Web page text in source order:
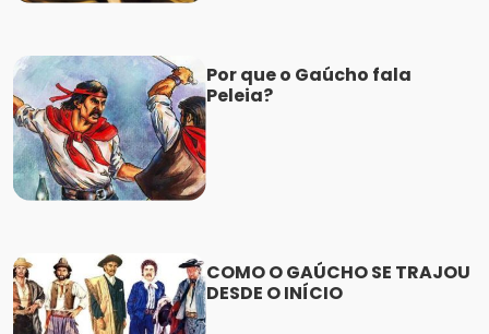
Por que o Gaúcho fala
Peleia?
COMO O GAÚCHO SE TRAJOU
DESDE O INÍCIO